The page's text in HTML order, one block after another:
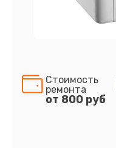
Стоимость
ремонта
от 800 руб